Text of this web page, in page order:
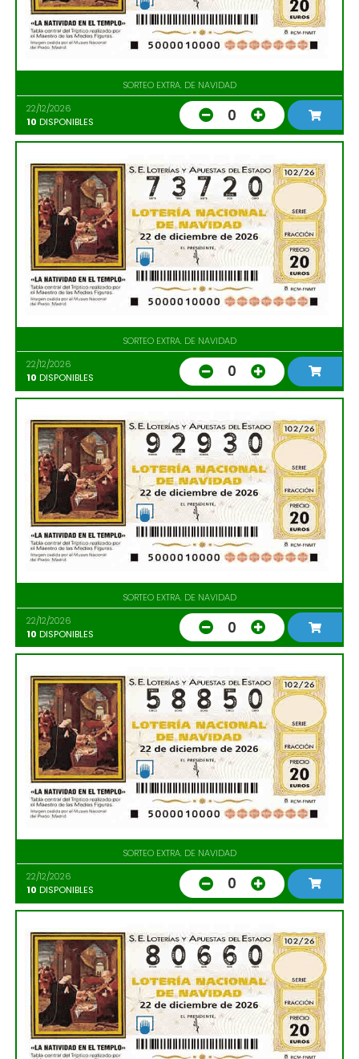
SORTEO EXTRA. DE NAVIDAD
22/12/2026
10 DISPONIBLES 0
SORTEO EXTRA. DE NAVIDAD
22/12/2026
10 DISPONIBLES 0
SORTEO EXTRA. DE NAVIDAD
22/12/2026
10 DISPONIBLES 0
SORTEO EXTRA. DE NAVIDAD
22/12/2026
10 DISPONIBLES 0